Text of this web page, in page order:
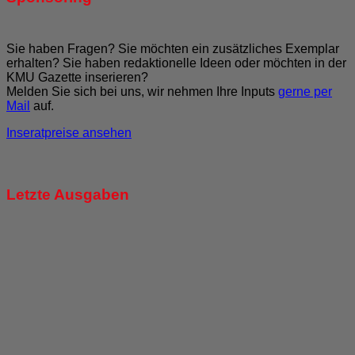
Sie haben Fragen? Sie möchten ein zusätzliches Exemplar
erhalten? Sie haben redaktionelle Ideen oder möchten in der
KMU Gazette inserieren?
Melden Sie sich bei uns, wir nehmen Ihre Inputs gerne per
Mail auf.
Inseratpreise ansehen
Letzte Ausgaben